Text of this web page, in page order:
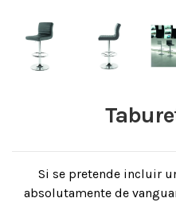
Si se pretende incluir
absolutamente de